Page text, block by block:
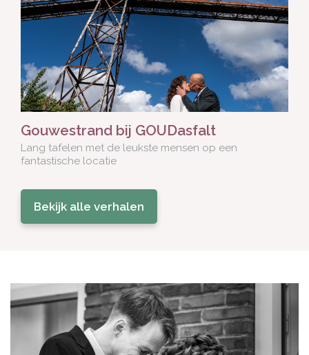
Gouwestrand bij GOUDasfalt
Lang tafelen met de leukste mensen op een
fantastische locatie
Bekijk alle verhalen